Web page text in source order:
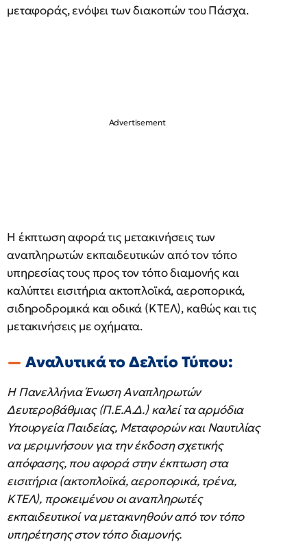
μεταφοράς, ενόψει των διακοπών του Πάσχα.
Η έκπτωση αφορά τις μετακινήσεις των
αναπληρωτών εκπαιδευτικών από τον τόπο
υπηρεσίας τους προς τον τόπο διαμονής και
καλύπτει εισιτήρια ακτοπλοϊκά, αεροπορικά,
σιδηροδρομικά και οδικά (ΚΤΕΛ), καθώς και τις
μετακινήσεις με οχήματα.
Αναλυτικά το Δελτίο Τύπου:
Η Πανελλήνια Ένωση Αναπληρωτών
Δευτεροβάθμιας (Π.Ε.Α.Δ.) καλεί τα αρμόδια
Υπουργεία Παιδείας, Μεταφορών και Ναυτιλίας
να μεριμνήσουν για την έκδοση σχετικής
απόφασης, που αφορά στην έκπτωση στα
εισιτήρια (ακτοπλοϊκά, αεροπορικά, τρένα,
ΚΤΕΛ), προκειμένου οι αναπληρωτές
εκπαιδευτικοί να μετακινηθούν από τον τόπο
υπηρέτησης στον τόπο διαμονής.